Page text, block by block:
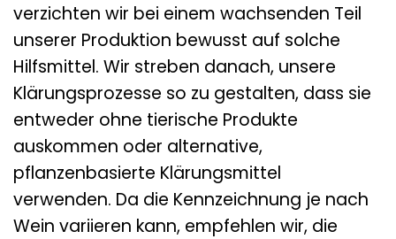
verzichten wir bei einem wachsenden Teil
unserer Produktion bewusst auf solche
Hilfsmittel. Wir streben danach, unsere
Klärungsprozesse so zu gestalten, dass sie
entweder ohne tierische Produkte
auskommen oder alternative,
pflanzenbasierte Klärungsmittel
verwenden. Da die Kennzeichnung je nach
Wein variieren kann, empfehlen wir, die